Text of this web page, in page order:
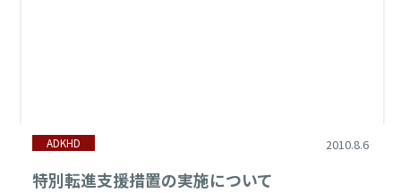
ADKHD 2010.8.6
特別転進支援措置の実施について